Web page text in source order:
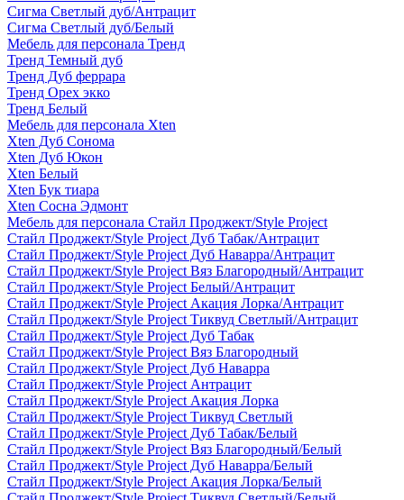
Сигма Светлый дуб/Антрацит
Сигма Светлый дуб/Белый
Мебель для персонала Тренд
Тренд Темный дуб
Тренд Дуб феррара
Тренд Орех экко
Тренд Белый
Мебель для персонала Xten
Xten Дуб Сонома
Xten Дуб Юкон
Xten Белый
Xten Бук тиара
Xten Сосна Эдмонт
Мебель для персонала Стайл Проджект/Style Project
Стайл Проджект/Style Project Дуб Табак/Антрацит
Стайл Проджект/Style Project Дуб Наварра/Антрацит
Стайл Проджект/Style Project Вяз Благородный/Антрацит
Стайл Проджект/Style Project Белый/Антрацит
Стайл Проджект/Style Project Акация Лорка/Антрацит
Стайл Проджект/Style Project Тиквуд Светлый/Антрацит
Стайл Проджект/Style Project Дуб Табак
Стайл Проджект/Style Project Вяз Благородный
Стайл Проджект/Style Project Дуб Наварра
Стайл Проджект/Style Project Антрацит
Стайл Проджект/Style Project Акация Лорка
Стайл Проджект/Style Project Тиквуд Светлый
Стайл Проджект/Style Project Дуб Табак/Белый
Стайл Проджект/Style Project Вяз Благородный/Белый
Стайл Проджект/Style Project Дуб Наварра/Белый
Стайл Проджект/Style Project Акация Лорка/Белый